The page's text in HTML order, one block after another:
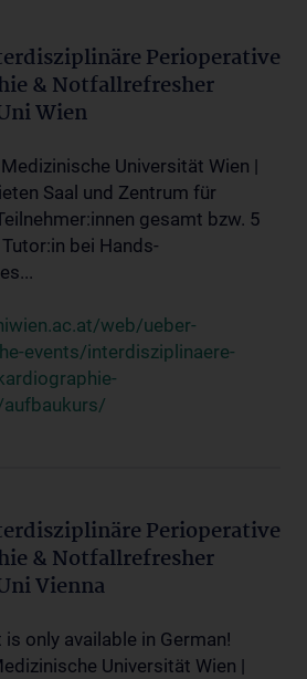
Perioperative
& Notfallrefresher
Wien
Universität Wien |
Saal und Zentrum für
gesamt bzw. 5
bei Hands-
web/ueber-
events/interdisziplinaere-
Perioperative
& Notfallrefresher
Vienna
only available in German!
Universität Wien |